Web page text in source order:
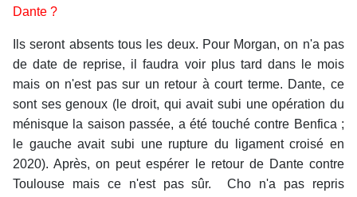
Dante ?
Ils seront absents tous les deux. Pour Morgan, on n'a pas
de date de reprise, il faudra voir plus tard dans le mois
mais on n'est pas sur un retour à court terme. Dante, ce
sont ses genoux (le droit, qui avait subi une opération du
ménisque la saison passée, a été touché contre Benfica ;
le gauche avait subi une rupture du ligament croisé en
2020). Après, on peut espérer le retour de Dante contre
Toulouse mais ce n'est pas sûr. Cho n'a pas repris